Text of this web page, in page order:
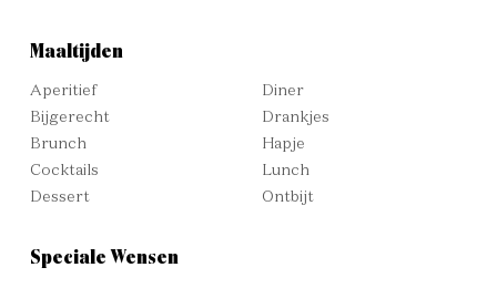
Maaltijden
Aperitief
Bijgerecht
Brunch
Cocktails
Dessert
Diner
Drankjes
Hapje
Lunch
Ontbijt
Speciale Wensen